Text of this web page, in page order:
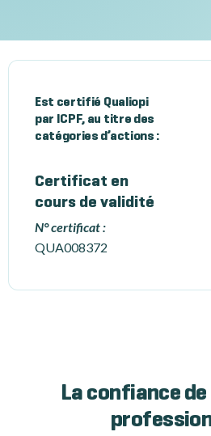
Est certifié Qualiopi
par ICPF, au titre des
catégories d’actions :
Certificat en
cours de validité
N° certificat :
QUA008372
La confiance de